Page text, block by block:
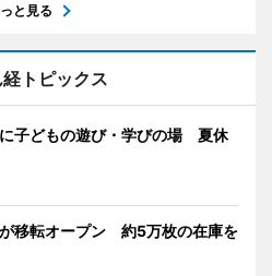
と見る
トピックス
子どもの遊び・学びの場 夏休
移転オープン 約5万枚の在庫を